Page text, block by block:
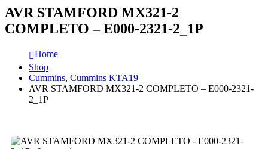
AVR STAMFORD MX321-2
COMPLETO – E000-2321-2_1P
Home
Shop
Cummins, Cummins KTA19
AVR STAMFORD MX321-2 COMPLETO – E000-2321-
2_1P